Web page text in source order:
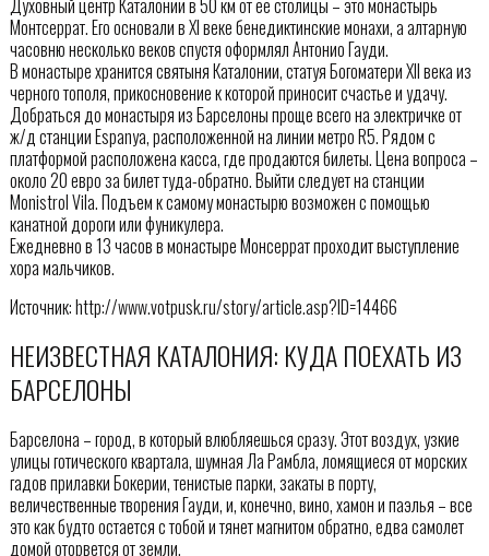
Монтсеррат. Его основали в ХI веке бенедиктинские монахи, а алтарную
часовню несколько веков спустя оформлял Антонио Гауди.
В монастыре хранится святыня Каталонии, статуя Богоматери XII века из
черного тополя, прикосновение к которой приносит счастье и удачу.
Добраться до монастыря из Барселоны проще всего на электричке от
ж/д станции Espanya, расположенной на линии метро R5. Рядом с
платформой расположена касса, где продаются билеты. Цена вопроса –
около 20 евро за билет туда-обратно. Выйти следует на станции
Monistrol Vila. Подъем к самому монастырю возможен с помощью
канатной дороги или фуникулера.
Ежедневно в 13 часов в монастыре Монсеррат проходит выступление
хора мальчиков.
Источник: http://www.votpusk.ru/story/article.asp?ID=14466
НЕИЗВЕСТНАЯ КАТАЛОНИЯ: КУДА ПОЕХАТЬ ИЗ
БАРСЕЛОНЫ
Барселона – город, в который влюбляешься сразу. Этот воздух, узкие
улицы готического квартала, шумная Ла Рамбла, ломящиеся от морских
гадов прилавки Бокерии, тенистые парки, закаты в порту,
величественные творения Гауди, и, конечно, вино, хамон и паэлья – все
это как будто остается с тобой и тянет магнитом обратно, едва самолет
домой оторвется от земли.